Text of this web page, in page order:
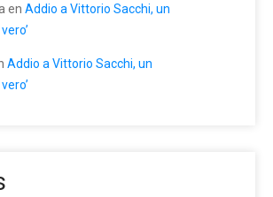
en Addio a Vittorio Sacchi, un
Addio a Vittorio Sacchi, un